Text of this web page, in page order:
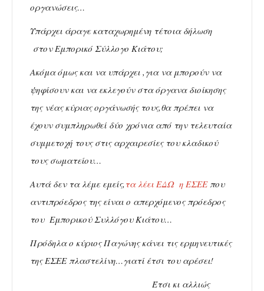
οργανώσεις…
Υπάρχει άραγε καταχωρημένη τέτοια δήλωση
στον Εμπορικό Σύλλογο Κιάτου;
Ακόμα όμως και να υπάρχει ,για να μπορούν να
ψηφίσουν και να εκλεγούν στα όργανα διοίκησης
της νέας κύριας οργάνωσής τους,θα πρέπει να
έχουν συμπληρωθεί δύο χρόνια από την τελευταία
συμμετοχή τους στις αρχαιρεσίες του κλαδικού
τους σωματείου…
Αυτά δεν τα λέμε εμείς, τα λέει ΕΔΩ η ΕΣΕΕπου
αντιπρόεδρος της είναι ο απερχόμενος πρόεδρος
του Εμπορικού Συλλόγου Κιάτου…
Πρόδηλα ο κύριος Παγώνης κάνει τις ερμηνευτικές
της ΕΣΕΕ πλαστελίνη…γιατί έτσι του αρέσει!
Έτσι κι αλλιώς